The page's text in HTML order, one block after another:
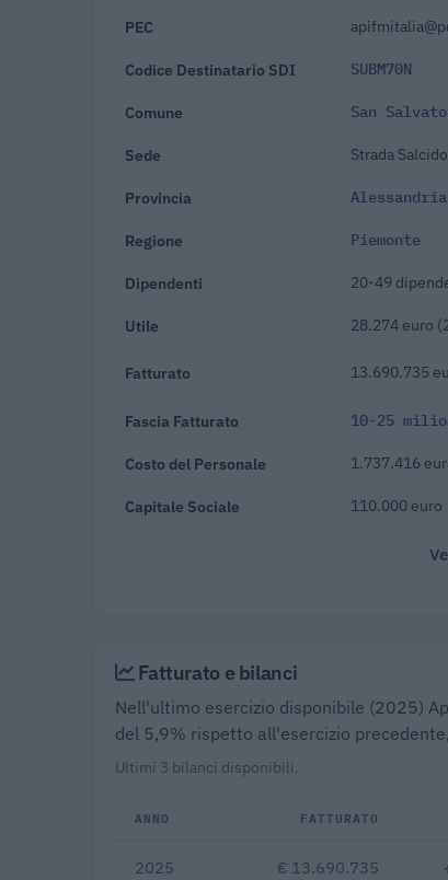
PEC
Codice Destinatario SDI SUBM70N
Comune San
Sede Strada
Provincia Alessandria
Regione Piemonte
Dipendenti 20-49
Utile 28.274 euro
Fatturato 13.690.735
Fascia Fatturato 10-25
Costo del Personale 1.737.416
Capitale Sociale 110.000 euro
Fatturato e bilanci
Nell'ultimo esercizio disponibile (2025)
del 5,9% rispetto all'esercizio
Ultimi 3 bilanci disponibili.
ANNO FATTURATO
2025 € 13.690.735